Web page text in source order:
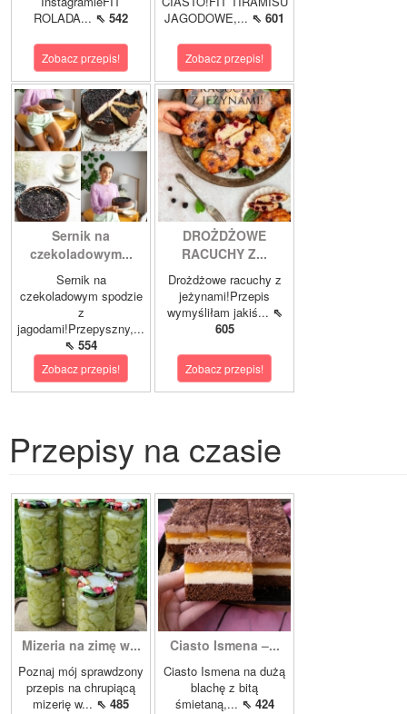
ROLADA... ⇖ 542
Zobacz przepis!
JAGODOWE,... ⇖ 601
Zobacz przepis!
Sernik na
czekoladowym...
Sernik na
czekoladowym spodzie
z
jagodami!Przepyszny,...
⇖ 554
Zobacz przepis!
DROŻDŻOWE
RACUCHY Z...
Drożdżowe racuchy z
jeżynami!Przepis
wymyśliłam jakiś... ⇖
605
Zobacz przepis!
Przepisy na czasie
Mizeria na zimę w...
Poznaj mój sprawdzony
przepis na chrupiącą
mizerię w... ⇖ 485
Ciasto Ismena –...
Ciasto Ismena na dużą
blachę z bitą
śmietaną,... ⇖ 424